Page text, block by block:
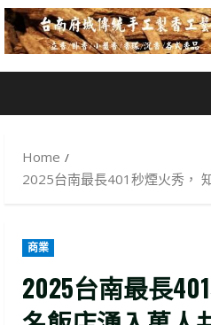
Home
2025台南最長401秒煙火秀，
商業
2025台南最長